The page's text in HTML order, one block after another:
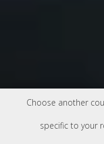
Choose another
specific to your